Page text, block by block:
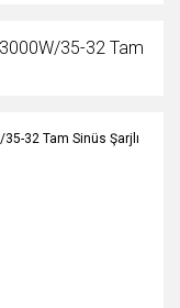
35-32 Tam